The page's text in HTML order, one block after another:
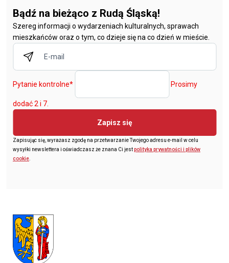
Bądź na bieżąco z Rudą Śląską!
Szereg informacji o wydarzeniach kulturalnych, sprawach
mieszkańców oraz o tym, co dzieje się na co dzień w mieście.
Pytanie kontrolne* Prosimy
dodać 2 i 7.
Zapisz się
Zapisując się, wyrażasz zgodę na przetwarzanie Twojego adresu e-mail w celu
wysyłki newslettera i oświadczasz że znana Ci jestpolityka prywatności i plików
cookie.